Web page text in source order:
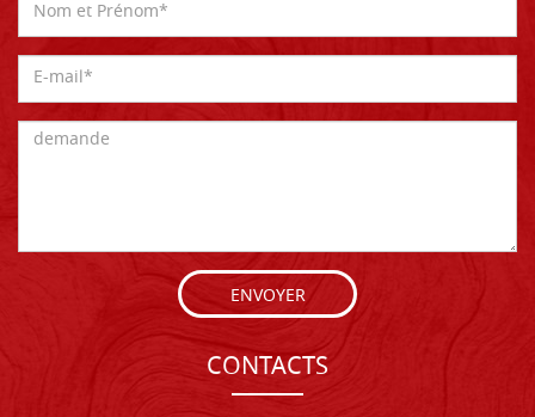
ENVOYER
CONTACTS